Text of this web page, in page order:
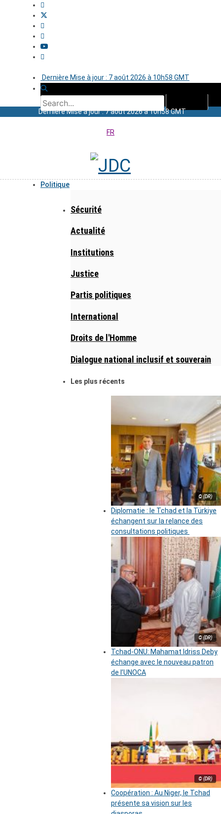
Dernière Mise à jour : 7 août 2026 à 10h58 GMT
Dernière Mise à jour : 7 août 2026 à 10h58 GMT
FR
Politique
Sécurité
Actualité
Institutions
Justice
Partis politiques
International
Droits de l'Homme
Dialogue national inclusif et souverain
Les plus récents
© (DR)
Diplomatie : le Tchad et la Türkiye
échangent sur la relance des
consultations politiques
© (DR)
Tchad-ONU: Mahamat Idriss Deby
échange avec le nouveau patron
de l’UNOCA
© (DR)
Coopération : Au Niger, le Tchad
présente sa vision sur les